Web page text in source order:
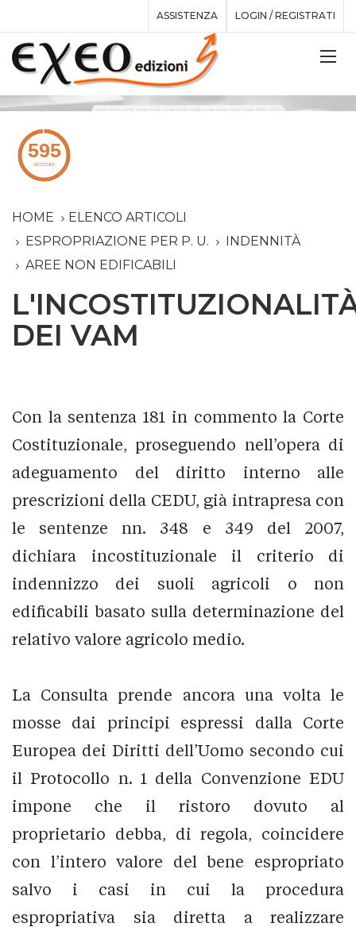
ASSISTENZA LOGIN / REGISTRATI
HOME
ELENCO ARTICOLI
ESPROPRIAZIONE PER P. U.
INDENNITÀ
AREE NON EDIFICABILI
DEI VAM
Con la sentenza 181 in commento la Corte
Costituzionale, proseguendo nell’opera di
adeguamento del diritto interno alle
prescrizioni della CEDU, già intrapresa con
le sentenze nn. 348 e 349 del 2007,
dichiara incostituzionale il criterio di
indennizzo dei suoli agricoli o non
edificabili basato sulla determinazione del
relativo valore agricolo medio.
La Consulta prende ancora una volta le
mosse dai principi espressi dalla Corte
Europea dei Diritti dell’Uomo secondo cui
il Protocollo n. 1 della Convenzione EDU
impone che il ristoro dovuto al
proprietario debba, di regola, coincidere
con l’intero valore del bene espropriato
salvo i casi in cui la procedura
espropriativa sia diretta a realizzare